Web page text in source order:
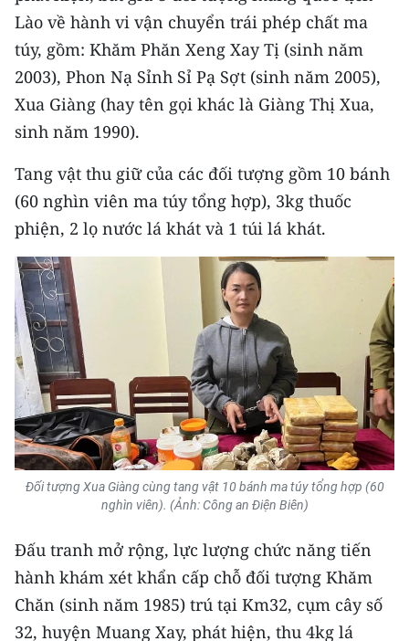
Media Y tế
Media Khoa học - Công nghệ
Media Môi trường
Infographic
TIN ĐỊA PHƯƠNG
Trung du và miền núi phía Bắc
Đồng bằng sông Hồng
Bắc Trung Bộ
Duyên hải Nam Trung Bộ và Tây
Nguyên
Đông Nam Bộ
Đồng bằng sông Cửu Long
Chuyên trang Hà Nội
Lào về hành vi vận chuyển trái phép chất ma
túy, gồm: Khăm Phăn Xeng Xay Tị (sinh năm
2003), Phon Nạ Sỉnh Sỉ Pạ Sợt (sinh năm 2005),
Xua Giàng (hay tên gọi khác là Giàng Thị Xua,
sinh năm 1990).
Tang vật thu giữ của các đối tượng gồm 10 bánh
(60 nghìn viên ma túy tổng hợp), 3kg thuốc
phiện, 2 lọ nước lá khát và 1 túi lá khát.
Đối tượng Xua Giàng cùng tang vật 10 bánh ma túy tổng hợp (60
nghìn viên). (Ảnh: Công an Điện Biên)
Đấu tranh mở rộng, lực lượng chức năng tiến
hành khám xét khẩn cấp chỗ đối tượng Khăm
Chăn (sinh năm 1985) trú tại Km32, cụm cây số
32, huyện Muang Xay, phát hiện, thu 4kg lá